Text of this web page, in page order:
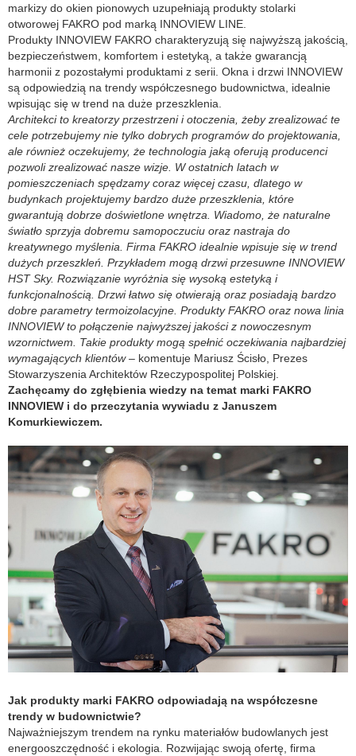
markizy do okien pionowych uzupełniają produkty stolarki
otworowej FAKRO pod marką INNOVIEW LINE.
Produkty INNOVIEW FAKRO charakteryzują się najwyższą jakością,
bezpieczeństwem, komfortem i estetyką, a także gwarancją
harmonii z pozostałymi produktami z serii. Okna i drzwi INNOVIEW
są odpowiedzią na trendy współczesnego budownictwa, idealnie
wpisując się w trend na duże przeszklenia.
Architekci to kreatorzy przestrzeni i otoczenia, żeby zrealizować te
cele potrzebujemy nie tylko dobrych programów do projektowania,
ale również oczekujemy, że technologia jaką oferują producenci
pozwoli zrealizować nasze wizje. W ostatnich latach w
pomieszczeniach spędzamy coraz więcej czasu, dlatego w
budynkach projektujemy bardzo duże przeszklenia, które
gwarantują dobrze doświetlone wnętrza. Wiadomo, że naturalne
światło sprzyja dobremu samopoczuciu oraz nastraja do
kreatywnego myślenia. Firma FAKRO idealnie wpisuje się w trend
dużych przeszkleń. Przykładem mogą drzwi przesuwne INNOVIEW
HST Sky. Rozwiązanie wyróżnia się wysoką estetyką i
funkcjonalnością. Drzwi łatwo się otwierają oraz posiadają bardzo
dobre parametry termoizolacyjne. Produkty FAKRO oraz nowa linia
INNOVIEW to połączenie najwyższej jakości z nowoczesnym
wzornictwem. Takie produkty mogą spełnić oczekiwania najbardziej
wymagających klientów– komentuje Mariusz Ścisło, Prezes
Stowarzyszenia Architektów Rzeczypospolitej Polskiej.
Zachęcamy do zgłębienia wiedzy na temat marki FAKRO
INNOVIEW i do przeczytania wywiadu z Januszem
Komurkiewiczem.
Jak produkty marki FAKRO odpowiadają na współczesne
trendy w budownictwie?
Najważniejszym trendem na rynku materiałów budowlanych jest
energooszczędność i ekologia. Rozwijając swoją ofertę, firma